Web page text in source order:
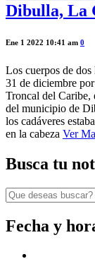
Dibulla, La
Ene 1 2022 10:41 am 0
Los cuerpos de dos
31 de diciembre
Troncal del Caribe,
del municipio de
los cadáveres
en la cabeza Ver
Busca tu
Fecha y